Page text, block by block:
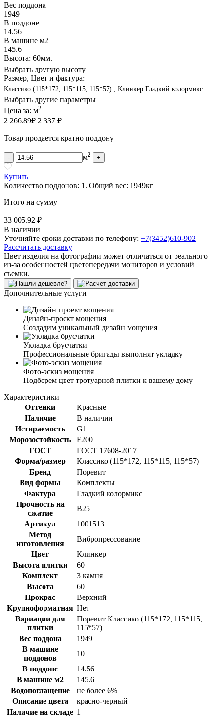
Вес поддона
1949
В поддоне
14.56
В машине м2
145.6
Высота: 60мм.
Выбрать другую высоту
Размер, Цвет и фактура:
Классико (115*172, 115*115, 115*57) , Клинкер Гладкий колормикс
Выбрать другие параметры
Цена за: м2
2 266.89₽ 2 337 ₽
Товар продается кратно поддону
- м2 +
Купить
Количество поддонов: 1 . Общий вес: 1949кг
Итого на сумму
33 005.92 ₽
В наличии
Уточняйте сроки доставки по телефону: +7(3452)610-902
Рассчитать доставку
Цвет изделия на фотографии может отличаться от реального
из-за особенностей цветопередачи мониторов и условий
съемки.
Дополнительные услуги
Дизайн-проект мощения
Создадим уникальный дизайн мощения
Укладка брусчатки
Профессиональные бригады выполнят укладку
Фото-эскиз мощения
Подберем цвет тротуарной плитки к вашему дому
Характеристики
Оттенки
Красные
Наличие
В наличии
Истираемость
G1
Морозостойкость
F200
ГОСТ
ГОСТ 17608-2017
Форма/размер
Классико (115*172, 115*115, 115*57)
Бренд
Поревит
Вид формы
Комплекты
Фактура
Гладкий колормикс
Прочность на
сжатие
B25
Артикул
1001513
Метод
изготовления
Вибропрессование
Цвет
Клинкер
Высота плитки
60
Комплект
3 камня
Высота
60
Прокрас
Верхний
Крупноформатная Нет
Вариации для
плитки
Поревит Классико (115*172, 115*115,
115*57)
Вес поддона
1949
В машине
поддонов
10
В поддоне
14.56
В машине м2
145.6
Водопоглащение
не более 6%
Описание цвета
красно-черный
Наличие на складе 1